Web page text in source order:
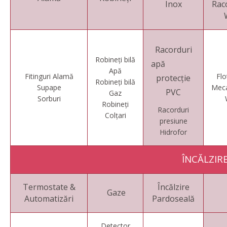
Inox
Fitinguri Alamă
Supape
Sorburi
Robineți bilă
Apă
Robineți bilă
Gaz
Robineți
Colțari
Racorduri
apă
protecție
PVC
Racorduri
presiune
Hidrofor
Termostate &
Automatizări
Gaze
Încălzire
Pardoseală